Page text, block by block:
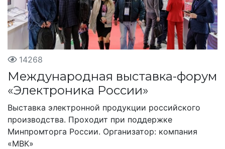
14268
Международная выставка-форум
«Электроника России»
Выставка электронной продукции российского
производства. Проходит при поддержке
Минпромторга России. Организатор: компания
«МВК»